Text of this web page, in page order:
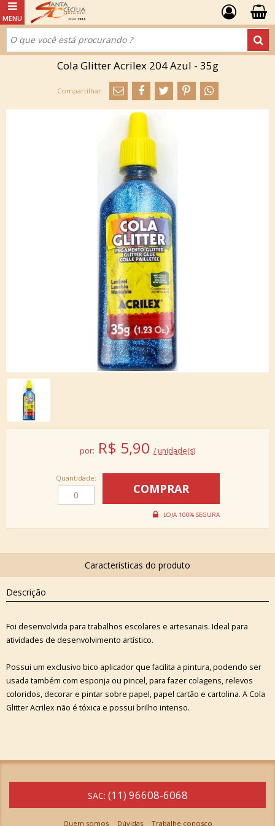
Cola Glitter Acrilex 204 Azul - 35g
por: R$ 5,90 / unidade(s)
Quantidade:
Descrição
Foi desenvolvida para trabalhos escolares e artesanais. Ideal para
atividades de desenvolvimento artístico.
Possui um exclusivo bico aplicador que facilita a pintura, podendo ser
usada também com esponja ou pincel, para fazer colagens, relevos
coloridos, decorar e pintar sobre papel, papel cartão e cartolina. A Cola
Glitter Acrilex não é tóxica e possui brilho intenso.
SAC: (11) 96608-6068
Quem somos Dúvidas Trabalhe conosco